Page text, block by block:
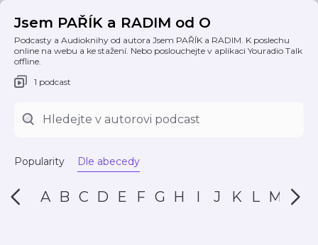
Jsem PAŘÍK a RADIM od O
Podcasty a Audioknihy od autora Jsem PAŘÍK a RADIM. K poslechu
online na webu a ke stažení. Nebo poslouchejte v aplikaci Youradio Talk
offline.
1 podcast
Popularity Dle abecedy
A B C D E F G H I J K L M N